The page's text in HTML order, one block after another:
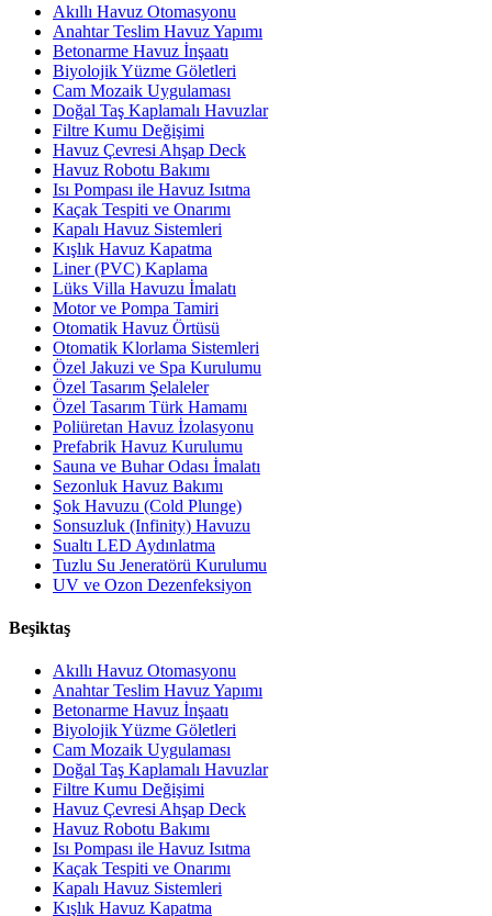
Akıllı Havuz Otomasyonu
Anahtar Teslim Havuz Yapımı
Betonarme Havuz İnşaatı
Biyolojik Yüzme Göletleri
Cam Mozaik Uygulaması
Doğal Taş Kaplamalı Havuzlar
Filtre Kumu Değişimi
Havuz Çevresi Ahşap Deck
Havuz Robotu Bakımı
Isı Pompası ile Havuz Isıtma
Kaçak Tespiti ve Onarımı
Kapalı Havuz Sistemleri
Kışlık Havuz Kapatma
Liner (PVC) Kaplama
Lüks Villa Havuzu İmalatı
Motor ve Pompa Tamiri
Otomatik Havuz Örtüsü
Otomatik Klorlama Sistemleri
Özel Jakuzi ve Spa Kurulumu
Özel Tasarım Şelaleler
Özel Tasarım Türk Hamamı
Poliüretan Havuz İzolasyonu
Prefabrik Havuz Kurulumu
Sauna ve Buhar Odası İmalatı
Sezonluk Havuz Bakımı
Şok Havuzu (Cold Plunge)
Sonsuzluk (Infinity) Havuzu
Sualtı LED Aydınlatma
Tuzlu Su Jeneratörü Kurulumu
UV ve Ozon Dezenfeksiyon
Beşiktaş
Akıllı Havuz Otomasyonu
Anahtar Teslim Havuz Yapımı
Betonarme Havuz İnşaatı
Biyolojik Yüzme Göletleri
Cam Mozaik Uygulaması
Doğal Taş Kaplamalı Havuzlar
Filtre Kumu Değişimi
Havuz Çevresi Ahşap Deck
Havuz Robotu Bakımı
Isı Pompası ile Havuz Isıtma
Kaçak Tespiti ve Onarımı
Kapalı Havuz Sistemleri
Kışlık Havuz Kapatma